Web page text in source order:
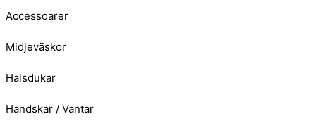
Accessoarer
Midjeväskor
Halsdukar
Handskar / Vantar